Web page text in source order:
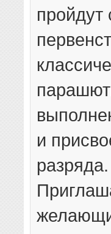
пройдут
и
разряда.